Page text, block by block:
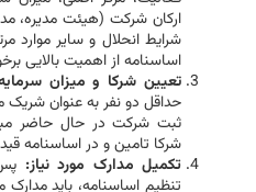
ارکان شرکت (هیئت مدیره،
شرایط انحلال و سایر موارد
اساسنامه از اهمیت بالایی
تعیین شرکا و میزان
حداقل دو نفر به عنوان شریک
ثبت شرکت در حال حاضر
شرکا تامین و در اساسنامه
تکمیل مدارک مورد نیاز:
تنظیم اساسنامه، باید